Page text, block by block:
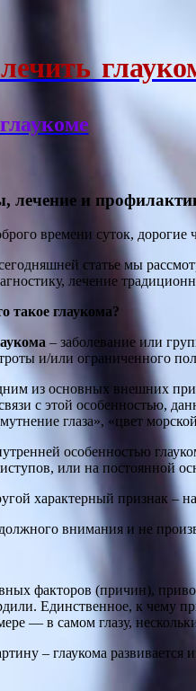
и
времени суток, дорогие
статье мы
лечение
такое глаукома?
– заболевание или
и/или ограниченного
из основных внешних
с этой особенностью,
глаза», «цвет
особенностью
или на постоянной
характерный признак –
внимания и не
факторов (причин),
Единственное, к чему
— в самом глазу,
– глаукома развивается